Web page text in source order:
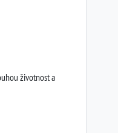
životnost a